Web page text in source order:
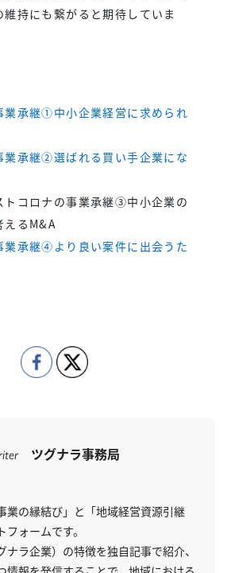
持にも繋がると期待していま
業承継①中小企業経営に求められ
業承継②選ばれる買い手企業にな
トコロナの事業承継③中小企業の
えるM&A
業承継④より良い案件に出会うた
ツグナラ事務局
業の縁結び」と「地域経営資源引継
ォームです。
ラ企業）の特徴を独自記事で紹介、